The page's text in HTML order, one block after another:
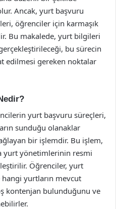
Ancak, yurt başvuru
öğrenciler için karmaşık
Bu makalede, yurt bilgileri
bu sürecin
edilmesi gereken noktalar
yurt başvuru süreçleri,
sunduğu olanaklar
bir işlemdir. Bu işlem,
yurt yönetimlerinin resmi
Öğrenciler, yurt
yurtların mevcut
kontenjan bulunduğunu ve